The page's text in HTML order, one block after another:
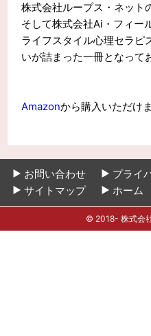
株式会社ループス・ネット
そして株式会社Ai・フィー
ライフスタイル心理セラ
いが詰まった一冊となって
Amazonから購入いただけ
お問い合わせ
プライ
サイトマップ
ホーム
© 2018- 株式会